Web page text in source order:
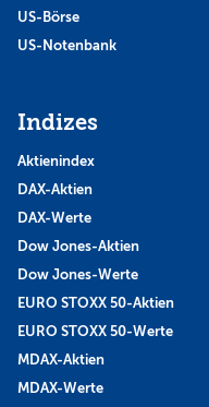
US-Börse
US-Notenbank
Indizes
Aktienindex
DAX-Aktien
DAX-Werte
Dow Jones-Aktien
Dow Jones-Werte
EURO STOXX 50-Aktien
EURO STOXX 50-Werte
MDAX-Aktien
MDAX-Werte